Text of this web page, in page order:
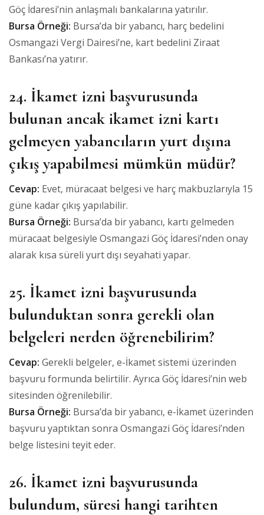
Göç İdaresi’nin anlaşmalı bankalarına yatırılır.
Bursa Örneği: Bursa’da bir yabancı, harç bedelini
Osmangazi Vergi Dairesi’ne, kart bedelini Ziraat
Bankası’na yatırır.
24. İkamet izni başvurusunda
bulunan ancak ikamet izni kartı
gelmeyen yabancıların yurt dışına
çıkış yapabilmesi mümkün müdür?
Cevap: Evet, müracaat belgesi ve harç makbuzlarıyla 15
güne kadar çıkış yapılabilir.
Bursa Örneği: Bursa’da bir yabancı, kartı gelmeden
müracaat belgesiyle Osmangazi Göç İdaresi’nden onay
alarak kısa süreli yurt dışı seyahati yapar.
25. İkamet izni başvurusunda
bulunduktan sonra gerekli olan
belgeleri nerden öğrenebilirim?
Cevap: Gerekli belgeler, e-İkamet sistemi üzerinden
başvuru formunda belirtilir. Ayrıca Göç İdaresi’nin web
sitesinden öğrenilebilir.
Bursa Örneği: Bursa’da bir yabancı, e-İkamet üzerinden
başvuru yaptıktan sonra Osmangazi Göç İdaresi’nden
belge listesini teyit eder.
26. İkamet izni başvurusunda
bulundum, süresi hangi tarihten